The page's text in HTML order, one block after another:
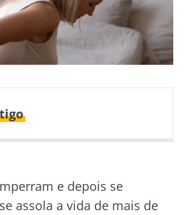
2min
e depois se
assola a vida de mais de